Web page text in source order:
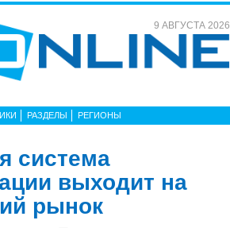
9 АВГУСТА 2026
РАЗДЕЛЫ РЕГИОНЫ
система
выходит на
рынок